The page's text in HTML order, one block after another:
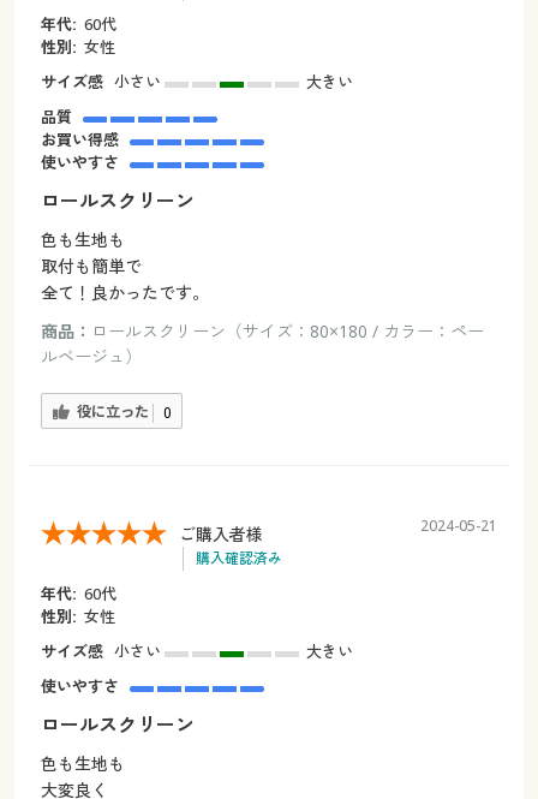
年代: 60代
性別: 女性
サイズ感 小さい
大きい
品質
お買い得感
使いやすさ
ロールスクリーン
色も生地も
取付も簡単で
全て！良かったです。
商品： ロールスクリーン（サイズ：80×180 / カラー：ペー
ルベージュ）
役に立った 0
ご購入者様
購入確認済み
2024-05-21
年代: 60代
性別: 女性
サイズ感 小さい
大きい
使いやすさ
ロールスクリーン
色も生地も
大変良く